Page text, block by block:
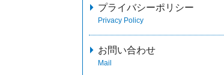
プライバシーポリシー
Privacy Policy
お問い合わせ
Mail